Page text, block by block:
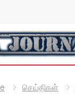
செய்திகள்